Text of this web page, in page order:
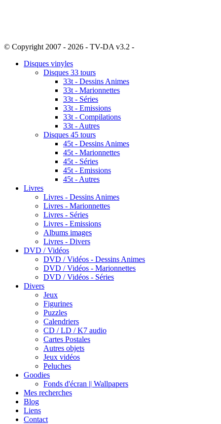
© Copyright 2007 - 2026 - TV-DA v3.2 -
Disques vinyles
Disques 33 tours
33t - Dessins Animes
33t - Marionnettes
33t - Séries
33t - Emissions
33t - Compilations
33t - Autres
Disques 45 tours
45t - Dessins Animes
45t - Marionnettes
45t - Séries
45t - Emissions
45t - Autres
Livres
Livres - Dessins Animes
Livres - Marionnettes
Livres - Séries
Livres - Emissions
Albums images
Livres - Divers
DVD / Vidéos
DVD / Vidéos - Dessins Animes
DVD / Vidéos - Marionnettes
DVD / Vidéos - Séries
Divers
Jeux
Figurines
Puzzles
Calendriers
CD / LD / K7 audio
Cartes Postales
Autres objets
Jeux vidéos
Peluches
Goodies
Fonds d'écran || Wallpapers
Mes recherches
Blog
Liens
Contact